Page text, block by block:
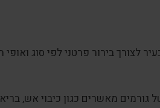
לצורך בירור פרטני לפי סוג ואופי
מאשרים כגון כיבוי אש,